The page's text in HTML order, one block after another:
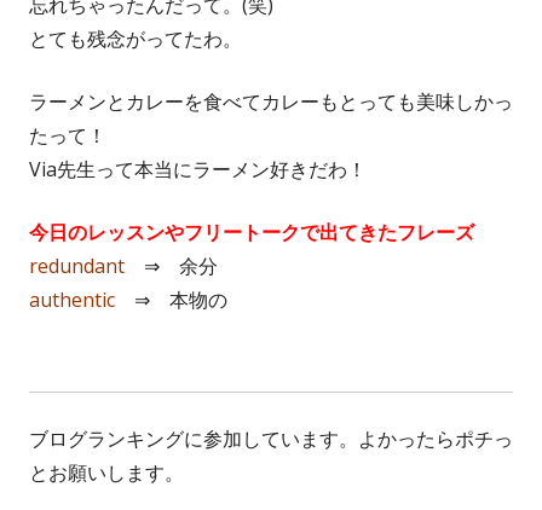
とても残念がってたわ。
ラーメンとカレーを食べてカレーもとっても美味しかっ
たって！
Via先生って本当にラーメン好きだわ！
今日のレッスンやフリートークで出てきたフレーズ
redundant ⇒ 余分
authentic ⇒ 本物の
ブログランキングに参加しています。よかったらポチっ
とお願いします。